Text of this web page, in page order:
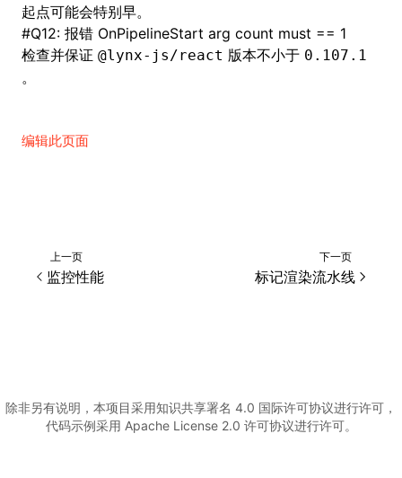
起点可能会特别早。
#Q12: 报错 OnPipelineStart arg count must == 1
检查并保证 @lynx-js/react 版本不小于 0.107.1
。
编辑此页面
上一页
监控性能
下一页
标记渲染流水线
除非另有说明，本项目采用知识共享署名 4.0 国际许可协议进行许可，
代码示例采用 Apache License 2.0 许可协议进行许可。